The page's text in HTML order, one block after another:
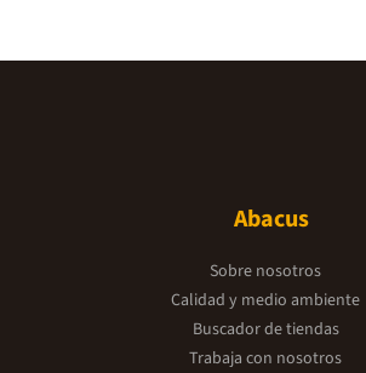
Abacus
Sobre nosotros
Calidad y medio ambiente
Buscador de tiendas
Trabaja con nosotros